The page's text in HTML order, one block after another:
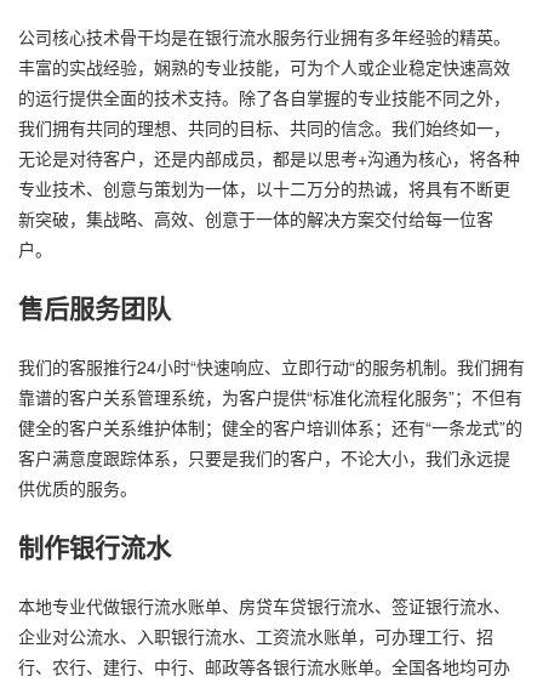
公司核心技术骨干均是在银行流水服务行业拥有多年经验的精英。
丰富的实战经验，娴熟的专业技能，可为个人或企业稳定快速高效
的运行提供全面的技术支持。除了各自掌握的专业技能不同之外，
我们拥有共同的理想、共同的目标、共同的信念。我们始终如一，
无论是对待客户，还是内部成员，都是以思考+沟通为核心，将各种
专业技术、创意与策划为一体，以十二万分的热诚，将具有不断更
新突破，集战略、高效、创意于一体的解决方案交付给每一位客
户。
售后服务团队
我们的客服推行24小时“快速响应、立即行动“的服务机制。我们拥有
靠谱的客户关系管理系统，为客户提供“标准化流程化服务”；不但有
健全的客户关系维护体制；健全的客户培训体系；还有“一条龙式”的
客户满意度跟踪体系，只要是我们的客户，不论大小，我们永远提
供优质的服务。
制作银行流水
本地专业代做银行流水账单、房贷车贷银行流水、签证银行流水、
企业对公流水、入职银行流水、工资流水账单，可办理工行、招
行、农行、建行、中行、邮政等各银行流水账单。全国各地均可办